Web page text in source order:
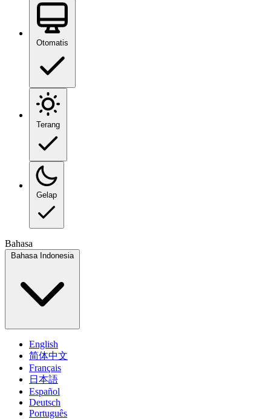
Otomatis
Terang
Gelap
Bahasa
Bahasa Indonesia
English
简体中文
Français
日本語
Español
Deutsch
Português